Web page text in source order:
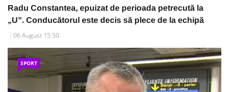
Radu Constantea, epuizat de perioada petrecută la
„U”. Conducătorul este decis să plece de la echipă
06 August 15:50
SPORT